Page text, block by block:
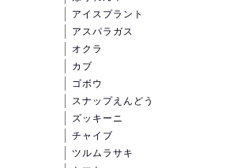
アイスプラント
アスパラガス
オクラ
カブ
ゴボウ
スナップえんどう
ズッキーニ
チャイブ
ツルムラサキ